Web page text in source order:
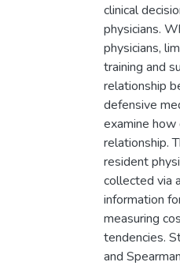
clinical
physicians.
physicians,
training and
relationship
defensive
examine how
relationship.
resident
collected via
information
measuring
tendencies.
and